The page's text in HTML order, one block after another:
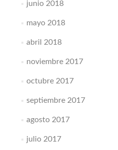
junio 2018
mayo 2018
abril 2018
noviembre 2017
octubre 2017
septiembre 2017
agosto 2017
julio 2017